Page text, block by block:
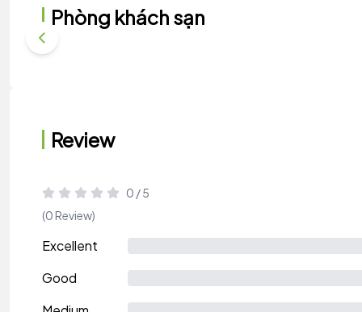
Phòng khách sạn
Review
0 / 5
(0 Review)
Excellent
Good